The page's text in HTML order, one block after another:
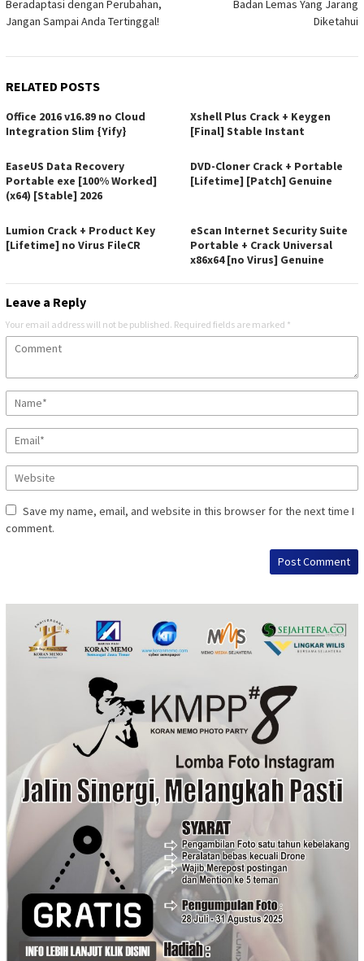
Beradaptasi dengan Perubahan,
Jangan Sampai Anda Tertinggal!
Badan Lemas Yang Jarang
Diketahui
RELATED POSTS
Office 2016 v16.89 no Cloud
Integration Slim {Yify}
Xshell Plus Crack + Keygen
[Final] Stable Instant
EaseUS Data Recovery
Portable exe [100% Worked]
(x64) [Stable] 2026
DVD-Cloner Crack + Portable
[Lifetime] [Patch] Genuine
Lumion Crack + Product Key
[Lifetime] no Virus FileCR
eScan Internet Security Suite
Portable + Crack Universal
x86x64 [no Virus] Genuine
Leave a Reply
Your email address will not be published. Required fields are marked *
Save my name, email, and website in this browser for the next time I
comment.